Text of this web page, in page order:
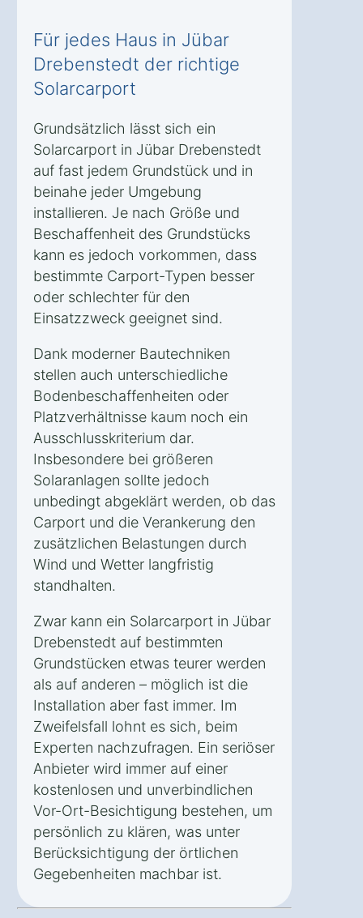
Für jedes Haus in Jübar
Drebenstedt der richtige
Solarcarport
Grundsätzlich lässt sich ein
Solarcarport in Jübar Drebenstedt
auf fast jedem Grundstück und in
beinahe jeder Umgebung
installieren. Je nach Größe und
Beschaffenheit des Grundstücks
kann es jedoch vorkommen, dass
bestimmte Carport-Typen besser
oder schlechter für den
Einsatzzweck geeignet sind.
Dank moderner Bautechniken
stellen auch unterschiedliche
Bodenbeschaffenheiten oder
Platzverhältnisse kaum noch ein
Ausschlusskriterium dar.
Insbesondere bei größeren
Solaranlagen sollte jedoch
unbedingt abgeklärt werden, ob das
Carport und die Verankerung den
zusätzlichen Belastungen durch
Wind und Wetter langfristig
standhalten.
Zwar kann ein Solarcarport in Jübar
Drebenstedt auf bestimmten
Grundstücken etwas teurer werden
als auf anderen – möglich ist die
Installation aber fast immer. Im
Zweifelsfall lohnt es sich, beim
Experten nachzufragen. Ein seriöser
Anbieter wird immer auf einer
kostenlosen und unverbindlichen
Vor-Ort-Besichtigung bestehen, um
persönlich zu klären, was unter
Berücksichtigung der örtlichen
Gegebenheiten machbar ist.